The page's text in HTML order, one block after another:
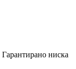
Гарантирано ниска